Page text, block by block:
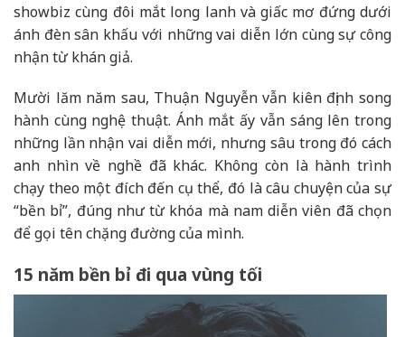
showbiz cùng đôi mắt long lanh và giấc mơ đứng dưới
ánh đèn sân khấu với những vai diễn lớn cùng sự công
nhận từ khán giả.
Mười lăm năm sau, Thuận Nguyễn vẫn kiên định song
hành cùng nghệ thuật. Ánh mắt ấy vẫn sáng lên trong
những lần nhận vai diễn mới, nhưng sâu trong đó cách
anh nhìn về nghề đã khác. Không còn là hành trình
chạy theo một đích đến cụ thể, đó là câu chuyện của sự
“bền bỉ”, đúng như từ khóa mà nam diễn viên đã chọn
để gọi tên chặng đường của mình.
15 năm bền bỉ đi qua vùng tối